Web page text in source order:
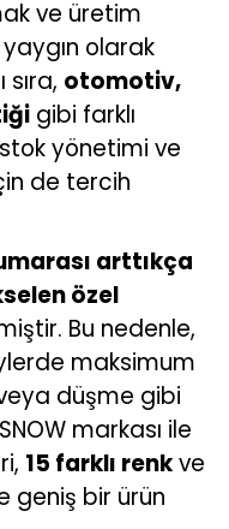
ve üretim
olarak
sıra, otomotiv,
gibi farklı
yönetimi ve
de tercih
arttıkça
özel
Bu nedenle,
maksimum
düşme gibi
markası ile
15 farklı renkve
geniş bir ürün